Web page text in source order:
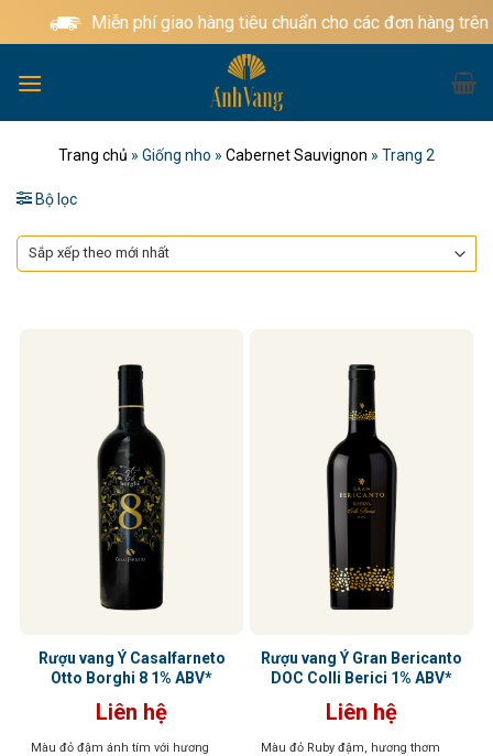
qua
dung
Miễn phí giao hàng tiêu chuẩn cho các đơn hàng trên
Trang chủ » Giống nho » Cabernet Sauvignon » Trang 2
Bộ lọc
Rượu vang Ý Casalfarneto
Otto Borghi 8 1% ABV*
Liên hệ
Màu đỏ đậm ánh tím với hương
Rượu vang Ý Gran Bericanto
DOC Colli Berici 1% ABV*
Liên hệ
Màu đỏ Ruby đậm, hương thơm